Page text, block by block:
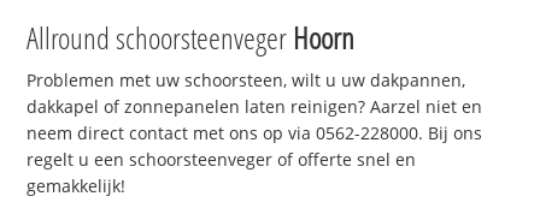
Allround schoorsteenveger Hoorn
Problemen met uw schoorsteen, wilt u uw dakpannen,
dakkapel of zonnepanelen laten reinigen? Aarzel niet en
neem direct contact met ons op via 0562-228000. Bij ons
regelt u een schoorsteenveger of offerte snel en
gemakkelijk!